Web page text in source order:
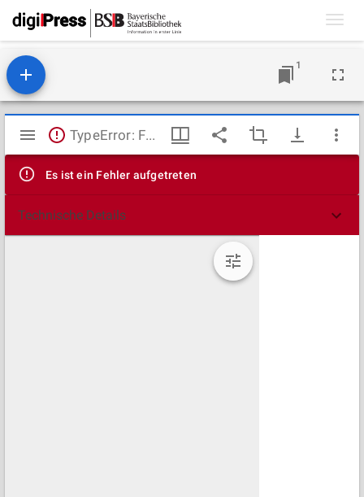
1
Mirador
Viewer
TypeError: Failed to fetch
Es ist ein Fehler aufgetreten
Technische Details